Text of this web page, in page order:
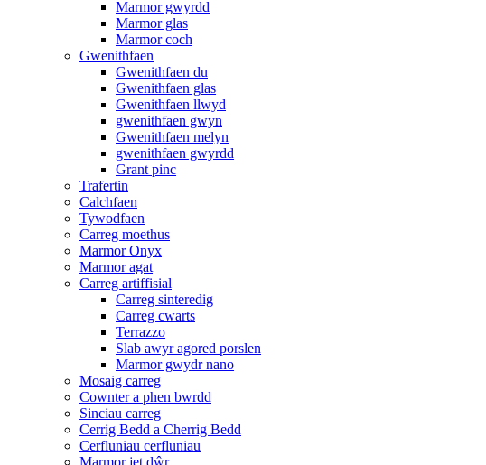
Marmor gwyrdd
Marmor glas
Marmor coch
Gwenithfaen
Gwenithfaen du
Gwenithfaen glas
Gwenithfaen llwyd
gwenithfaen gwyn
Gwenithfaen melyn
gwenithfaen gwyrdd
Grant pinc
Trafertin
Calchfaen
Tywodfaen
Carreg moethus
Marmor Onyx
Marmor agat
Carreg artiffisial
Carreg sinteredig
Carreg cwarts
Terrazzo
Slab awyr agored porslen
Marmor gwydr nano
Mosaig carreg
Cownter a phen bwrdd
Sinciau carreg
Cerrig Bedd a Cherrig Bedd
Cerfluniau cerfluniau
Marmor jet dŵr